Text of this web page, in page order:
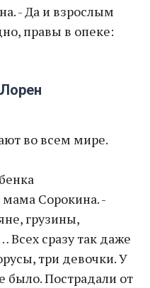
- Да и взрослым
правы в опеке:
во всем мире.
мама Сорокина. -
грузины,
сразу так даже
три девочки. У
было. Пострадали от